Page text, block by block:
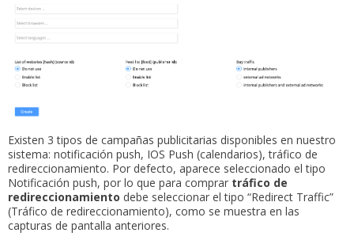
Existen 3 tipos de campañas publicitarias disponibles en nuestro
sistema: notificación push, IOS Push (calendarios), tráfico de
redireccionamiento. Por defecto, aparece seleccionado el tipo
Notificación push, por lo que para comprar tráfico de
redireccionamiento debe seleccionar el tipo “Redirect Traffic”
(Tráfico de redireccionamiento), como se muestra en las
capturas de pantalla anteriores.